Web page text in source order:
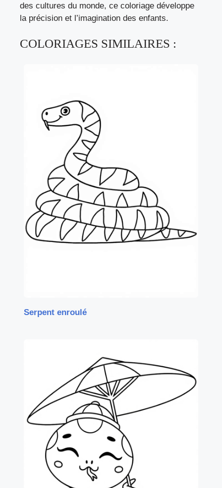
des cultures du monde, ce coloriage développe
la précision et l’imagination des enfants.
COLORIAGES SIMILAIRES :
Serpent enroulé